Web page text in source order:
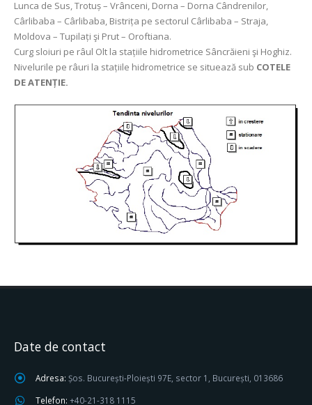
Lunca de Sus, Trotuș – Vrânceni, Dorna – Dorna Cândrenilor,
Cârlibaba – Cârlibaba, Bistrița pe sectorul Cârlibaba – Straja,
Moldova – Tupilați şi Prut – Oroftiana.
Curg sloiuri pe râul Olt la stațiile hidrometrice Sâncrăieni şi Hoghiz.
Nivelurile pe râuri la stațiile hidrometrice se situează sub COTELE
DE ATENȚIE.
Date de contact
Adresa: Șos. București-Ploiești 97E, sector 1, București, 013686
Telefon: +40-21-318 1115